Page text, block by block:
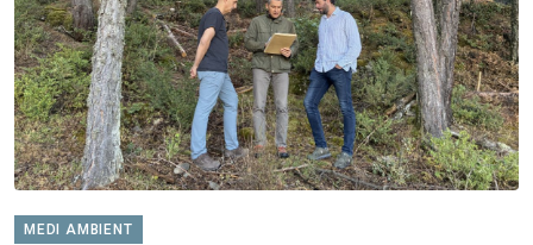
MEDI AMBIENT